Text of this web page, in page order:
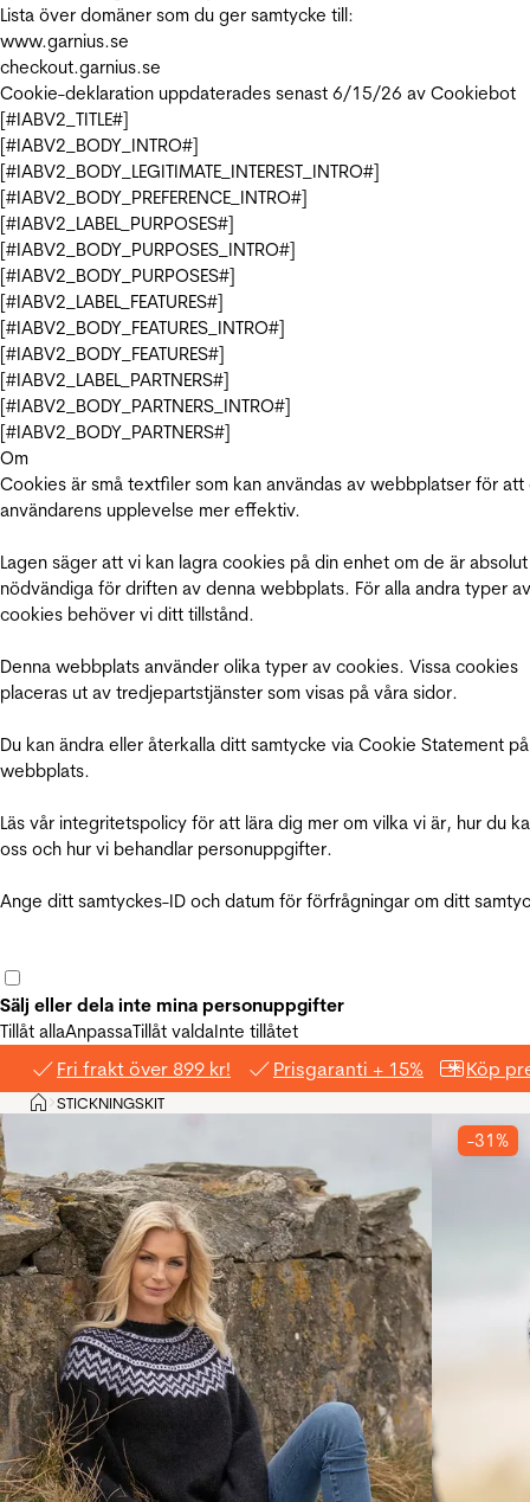
Lista över domäner som du ger samtycke till:
www.garnius.se
checkout.garnius.se
Cookie-deklaration uppdaterades senast 6/15/26 av Cookiebot
[#IABV2_TITLE#]
[#IABV2_BODY_INTRO#]
[#IABV2_BODY_LEGITIMATE_INTEREST_INTRO#]
[#IABV2_BODY_PREFERENCE_INTRO#]
[#IABV2_LABEL_PURPOSES#]
[#IABV2_BODY_PURPOSES_INTRO#]
[#IABV2_BODY_PURPOSES#]
[#IABV2_LABEL_FEATURES#]
[#IABV2_BODY_FEATURES_INTRO#]
[#IABV2_BODY_FEATURES#]
[#IABV2_LABEL_PARTNERS#]
[#IABV2_BODY_PARTNERS_INTRO#]
[#IABV2_BODY_PARTNERS#]
Om
Cookies är små textfiler som kan användas av webbplatser för att
användarens upplevelse mer effektiv.
Lagen säger att vi kan lagra cookies på din enhet om de är absolut
nödvändiga för driften av denna webbplats. För alla andra typer av
cookies behöver vi ditt tillstånd.
Denna webbplats använder olika typer av cookies. Vissa cookies
placeras ut av tredjepartstjänster som visas på våra sidor.
Du kan ändra eller återkalla ditt samtycke via Cookie Statement
webbplats.
Läs vår integritetspolicy för att lära dig mer om vilka vi är, hur du
oss och hur vi behandlar personuppgifter.
Ange ditt samtyckes-ID och datum för förfrågningar om ditt
Sälj eller dela inte mina personuppgifter
Tillåt allaAnpassaTillåt valdaInte tillåtet
Fri frakt över 899 kr! Prisgaranti + 15% Köp
Hem
>STICKNINGSKIT
-31%